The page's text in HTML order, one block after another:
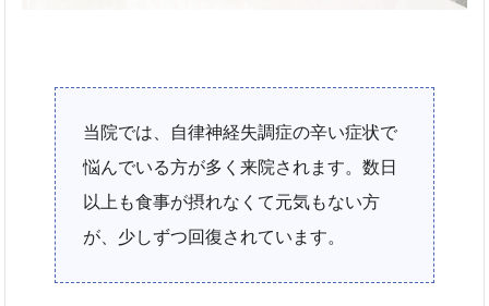
当院では、自律神経失調症の辛い症状で
悩んでいる方が多く来院されます。数日
以上も食事が摂れなくて元気もない方
が、少しずつ回復されています。